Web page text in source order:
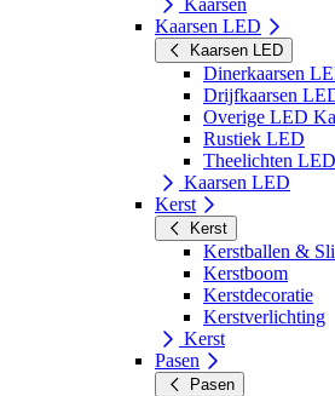
Kaarsen
Kaarsen LED
Kaarsen LED
Dinerkaarsen
Drijfkaarsen
Overige LED
Rustiek LED
Theelichten LED
Kaarsen LED
Kerst
Kerst
Kerstballen &
Kerstboom
Kerstdecoratie
Kerstverlichting
Kerst
Pasen
Pasen